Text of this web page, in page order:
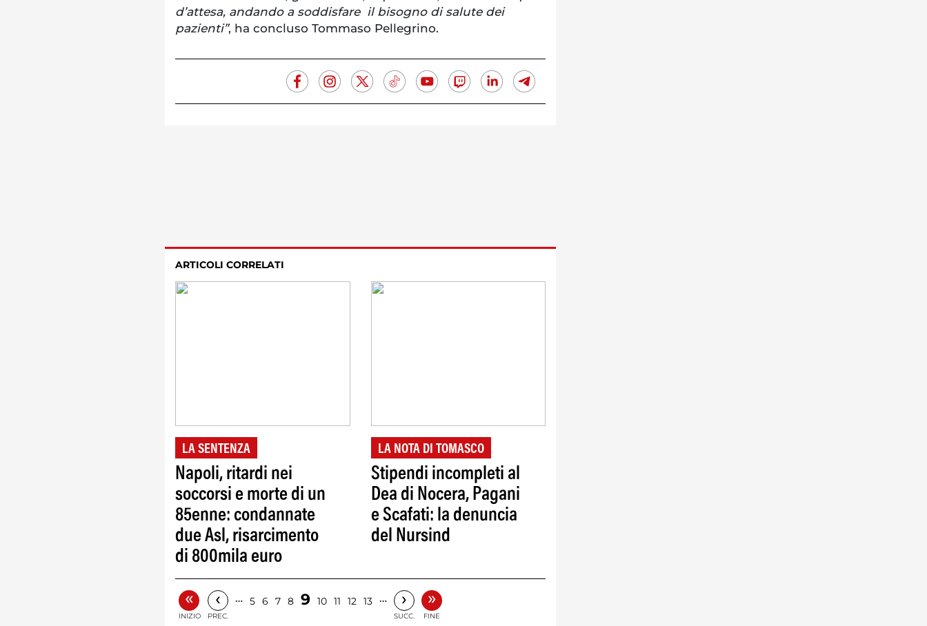
d’attesa, andando a soddisfare il bisogno di salute dei
pazienti”, ha concluso Tommaso Pellegrino.
ARTICOLI CORRELATI
LA SENTENZA
Napoli, ritardi nei
soccorsi e morte di un
85enne: condannate
due Asl, risarcimento
di 800mila euro
LA NOTA DI TOMASCO
Stipendi incompleti al
Dea di Nocera, Pagani
e Scafati: la denuncia
del Nursind
«
INIZIO
‹
PREC.
… 5 6 7 8 9 10 11 12 13 … ›
SUCC.
»
FINE